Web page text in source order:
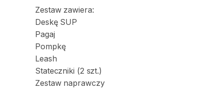
Zestaw zawiera:
Deskę SUP
Pagaj
Pompkę
Leash
Stateczniki (2 szt.)
Zestaw naprawczy